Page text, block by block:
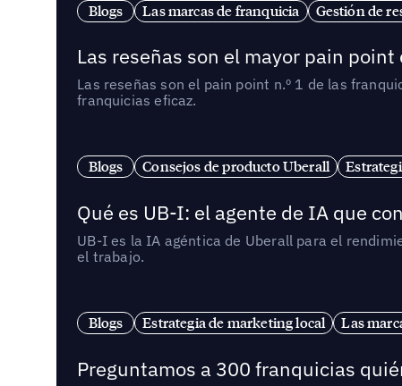
Blogs Las marcas de franquicia Gestión de
Las reseñas son el mayor pain
Las reseñas son el pain point n.º 1 de las
franquicias eficaz.
Blogs Consejos de producto Uberall
Qué es UB-I: el agente de IA que
UB-I es la IA agéntica de Uberall para el
el trabajo.
Blogs Estrategia de marketing local Las
Preguntamos a 300 franquicias